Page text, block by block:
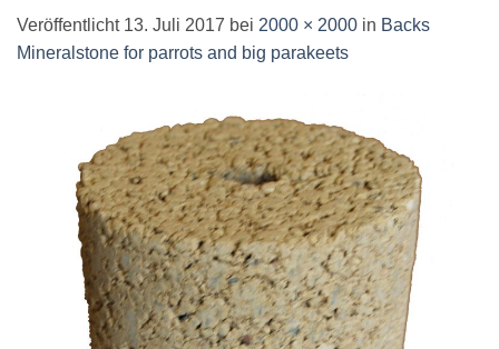
Veröffentlicht 13. Juli 2017 bei 2000 × 2000 in Backs
Mineralstone for parrots and big parakeets